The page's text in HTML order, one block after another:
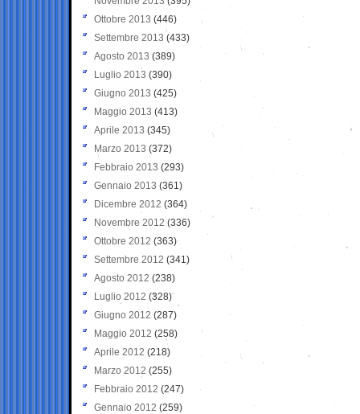
Ottobre 2013 (446)
Settembre 2013 (433)
Agosto 2013 (389)
Luglio 2013 (390)
Giugno 2013 (425)
Maggio 2013 (413)
Aprile 2013 (345)
Marzo 2013 (372)
Febbraio 2013 (293)
Gennaio 2013 (361)
Dicembre 2012 (364)
Novembre 2012 (336)
Ottobre 2012 (363)
Settembre 2012 (341)
Agosto 2012 (238)
Luglio 2012 (328)
Giugno 2012 (287)
Maggio 2012 (258)
Aprile 2012 (218)
Marzo 2012 (255)
Febbraio 2012 (247)
Gennaio 2012 (259)